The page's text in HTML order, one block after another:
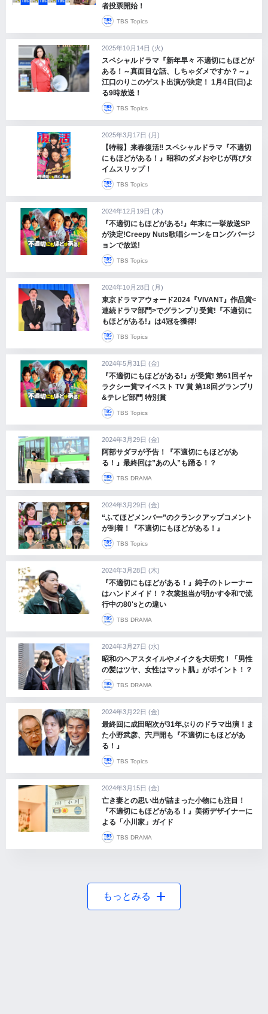
者投票開始！
TBS Topics
2025年10月14日 (火)
スペシャルドラマ『新年早々 不適切にもほどが
ある！～真面目な話、しちゃダメですか？～』
江口のりこのゲスト出演が決定！ 1月4日(日)よ
る9時放送！
TBS Topics
2025年3月17日 (月)
【特報】来春復活‼ スペシャルドラマ『不適切
にもほどがある！』昭和のダメおやじが再びタ
イムスリップ！
TBS Topics
2024年12月19日 (木)
『不適切にもほどがある!』年末に一挙放送SP
が決定!Creepy Nuts歌唱シーンをロングバージ
ョンで放送!
TBS Topics
2024年10月28日 (月)
東京ドラマアウォード2024『VIVANT』作品賞<
連続ドラマ部門>でグランプリ受賞!『不適切に
もほどがある!』は4冠を獲得!
TBS Topics
2024年5月31日 (金)
『不適切にもほどがある!』が受賞! 第61回ギャ
ラクシー賞マイベスト TV 賞 第18回グランプリ
&テレビ部門 特別賞
TBS Topics
2024年3月29日 (金)
阿部サダヲが予告！『不適切にもほどがあ
る！』最終回は”あの人”も踊る！？
TBS DRAMA
2024年3月29日 (金)
“ふてほどメンバー”のクランクアップコメント
が到着！『不適切にもほどがある！』
TBS Topics
2024年3月28日 (木)
『不適切にもほどがある！』純子のトレーナー
はハンドメイド！？衣裳担当が明かす令和で流
行中の80'sとの違い
TBS DRAMA
2024年3月27日 (水)
昭和のヘアスタイルやメイクを大研究！「男性
の髪はツヤ、女性はマット肌」がポイント！？
TBS DRAMA
2024年3月22日 (金)
最終回に成田昭次が31年ぶりのドラマ出演！ま
た小野武彦、宍戸開も『不適切にもほどがあ
る！』
TBS Topics
2024年3月15日 (金)
亡き妻との思い出が詰まった小物にも注目！
『不適切にもほどがある！』美術デザイナーに
よる「小川家」ガイド
TBS DRAMA
もっとみる